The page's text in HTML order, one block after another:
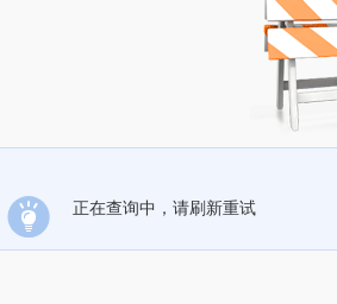
正在查询中，请刷新重试